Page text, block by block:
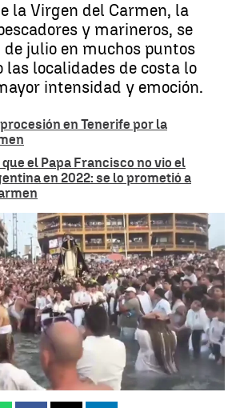
la Virgen del Carmen, la
y marineros, se
de julio en muchos puntos
las localidades de costa lo
intensidad y emoción.
en Tenerife por la
el Papa Francisco no vio el
en 2022: se lo prometió a
del Carmen se celebra en Canarias con
mucho fervor en los pueblos marineros
de julio de 2025, 14:32